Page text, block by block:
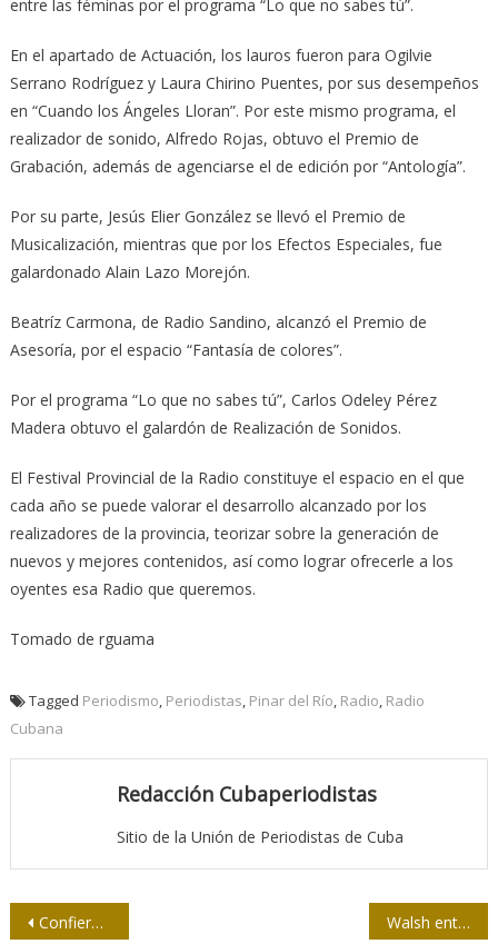
entre las féminas por el programa “Lo que no sabes tú”.
En el apartado de Actuación, los lauros fueron para Ogilvie
Serrano Rodríguez y Laura Chirino Puentes, por sus desempeños
en “Cuando los Ángeles Lloran”. Por este mismo programa, el
realizador de sonido, Alfredo Rojas, obtuvo el Premio de
Grabación, además de agenciarse el de edición por “Antología”.
Por su parte, Jesús Elier González se llevó el Premio de
Musicalización, mientras que por los Efectos Especiales, fue
galardonado Alain Lazo Morejón.
Beatríz Carmona, de Radio Sandino, alcanzó el Premio de
Asesoría, por el espacio “Fantasía de colores”.
Por el programa “Lo que no sabes tú”, Carlos Odeley Pérez
Madera obtuvo el galardón de Realización de Sonidos.
El Festival Provincial de la Radio constituye el espacio en el que
cada año se puede valorar el desarrollo alcanzado por los
realizadores de la provincia, teorizar sobre la generación de
nuevos y mejores contenidos, así como lograr ofrecerle a los
oyentes esa Radio que queremos.
Tomado de rguama
Tagged Periodismo, Periodistas, Pinar del Río, Radio, Radio
Cubana
Redacción Cubaperiodistas
Sitio de la Unión de Periodistas de Cuba
Navegación
Confieren a El País premio a medio más mentiroso contra Cuba Walsh entrevistado por Ricardo Piglia